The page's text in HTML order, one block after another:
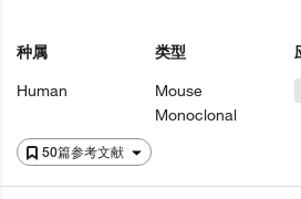
50篇参考文献
种属
Human
类型
Mouse
Monoclonal